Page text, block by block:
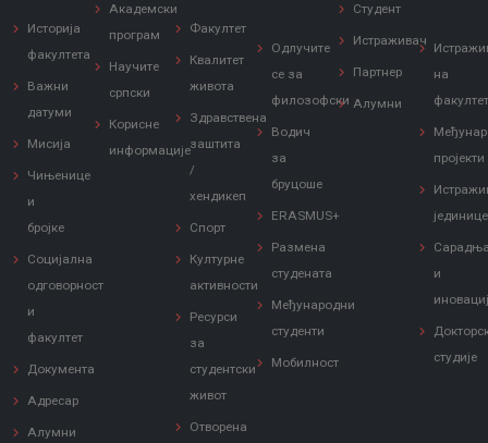
Историја
факултета
Важни
датуми
Мисија
Чињенице
и
бројке
Социјална
одговорност
и
факултет
Документа
Адресар
Алумни
Академски
програм
Научите
српски
Корисне
информације
Факултет
Квалитет
живота
Здравствена
заштита
/
хендикеп
Спорт
Културне
активности
Ресурси
за
студентски
живот
Отворена
Одлучите
се за
филозофски
Водич
за
бруцоше
ERASMUS+
Размена
студената
Међународни
студенти
Мобилност
Студент
Истраживач
Партнер
Алумни
на
пројекти
јединице
и
студије